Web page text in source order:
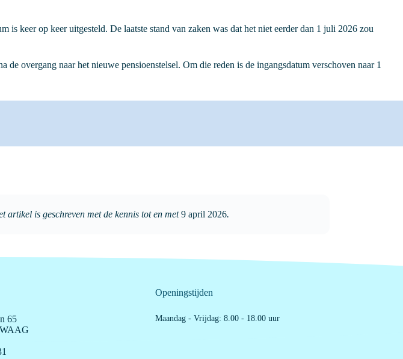
keer op keer uitgesteld. De laatste stand van zaken was dat het niet eerder dan 1 juli 2026 zou
overgang naar het nieuwe pensioenstelsel. Om die reden is de ingangsdatum verschoven naar 1
is geschreven met de kennis tot en met9 april 2026.
65
Openingstijden
Maandag - Vrijdag: 8.00 - 18.00 uur